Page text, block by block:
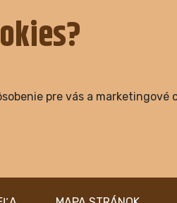
pre vás a marketingové